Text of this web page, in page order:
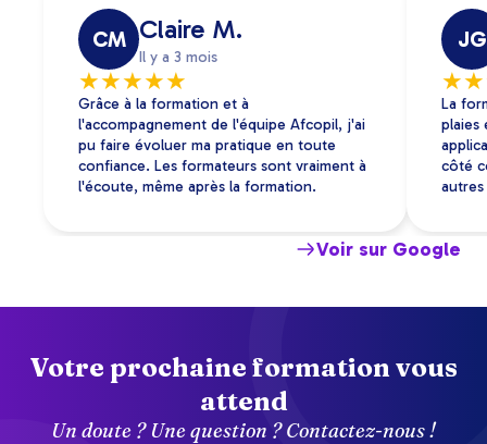
CM Claire M.
Il y a 3 mois
★★★★★
Grâce à la formation et à
l'accompagnement de l'équipe Afcopil, j'ai
pu faire évoluer ma pratique en toute
confiance. Les formateurs sont vraiment à
l'écoute, même après la formation.
JG
★★
La
plaies
côté
Voir sur Google
Votre prochaine formation vous
attend
Un doute ? Une question ? Contactez-nous !